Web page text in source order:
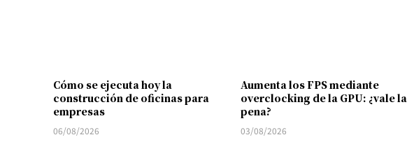
Cómo se ejecuta hoy la
construcción de oficinas para
empresas
06/08/2026
Aumenta los FPS mediante
overclocking de la GPU: ¿vale la
pena?
03/08/2026